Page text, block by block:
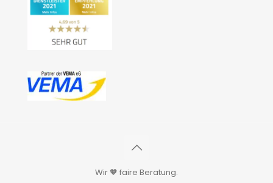
Wir 🧡 faire Beratung.